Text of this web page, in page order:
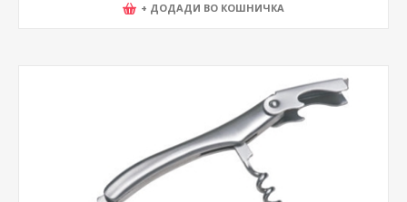
+ ДОДАДИ ВО КОШНИЧКА